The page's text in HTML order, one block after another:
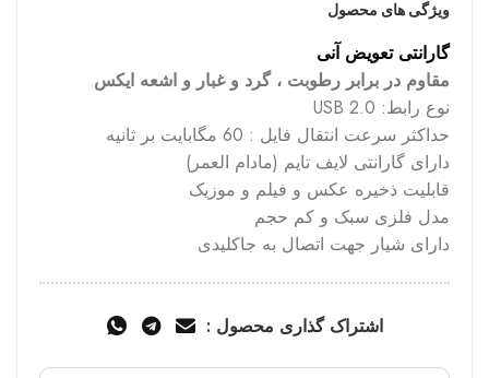
ویژگی های محصول
گارانتی تعویض آنی
مقاوم در برابر رطوبت ، گرد و غبار و اشعه ایکس
نوع رابط: USB 2.0
حداکثر سرعت انتقال فایل : 60 مگابایت بر ثانیه
دارای گارانتی لایف تایم (مادام العمر)
قابلیت ذخیره عکس و فیلم و موزیک
مدل فلزی سبک و کم حجم
دارای شیار جهت اتصال به جاکلیدی
اشتراک گذاری محصول :